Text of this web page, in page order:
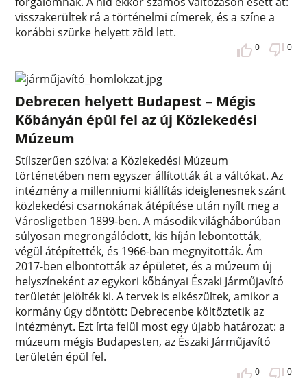
visszakerültek rá a történelmi címerek, és a színe a
korábbi szürke helyett zöld lett.
0 0
Debrecen helyett Budapest – Mégis
Kőbányán épül fel az új Közlekedési
Múzeum
Stílszerűen szólva: a Közlekedési Múzeum
történetében nem egyszer állították át a váltókat. Az
intézmény a millenniumi kiállítás ideiglenesnek szánt
közlekedési csarnokának átépítése után nyílt meg a
Városligetben 1899-ben. A második világháborúban
súlyosan megrongálódott, kis híján lebontották,
végül átépítették, és 1966-ban megnyitották. Ám
2017-ben elbontották az épületet, és a múzeum új
helyszíneként az egykori kőbányai Északi Járműjavító
területét jelölték ki. A tervek is elkészültek, amikor a
kormány úgy döntött: Debrecenbe költöztetik az
intézményt. Ezt írta felül most egy újabb határozat: a
múzeum mégis Budapesten, az Északi Járműjavító
területén épül fel.
0 0